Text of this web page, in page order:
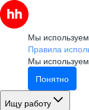
Мы
Правила
Мы
Понятно
Ищу работу